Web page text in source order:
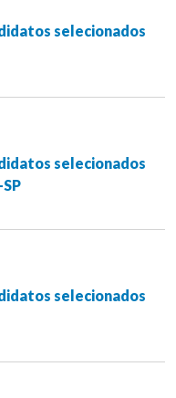
selecionados
selecionados
selecionados